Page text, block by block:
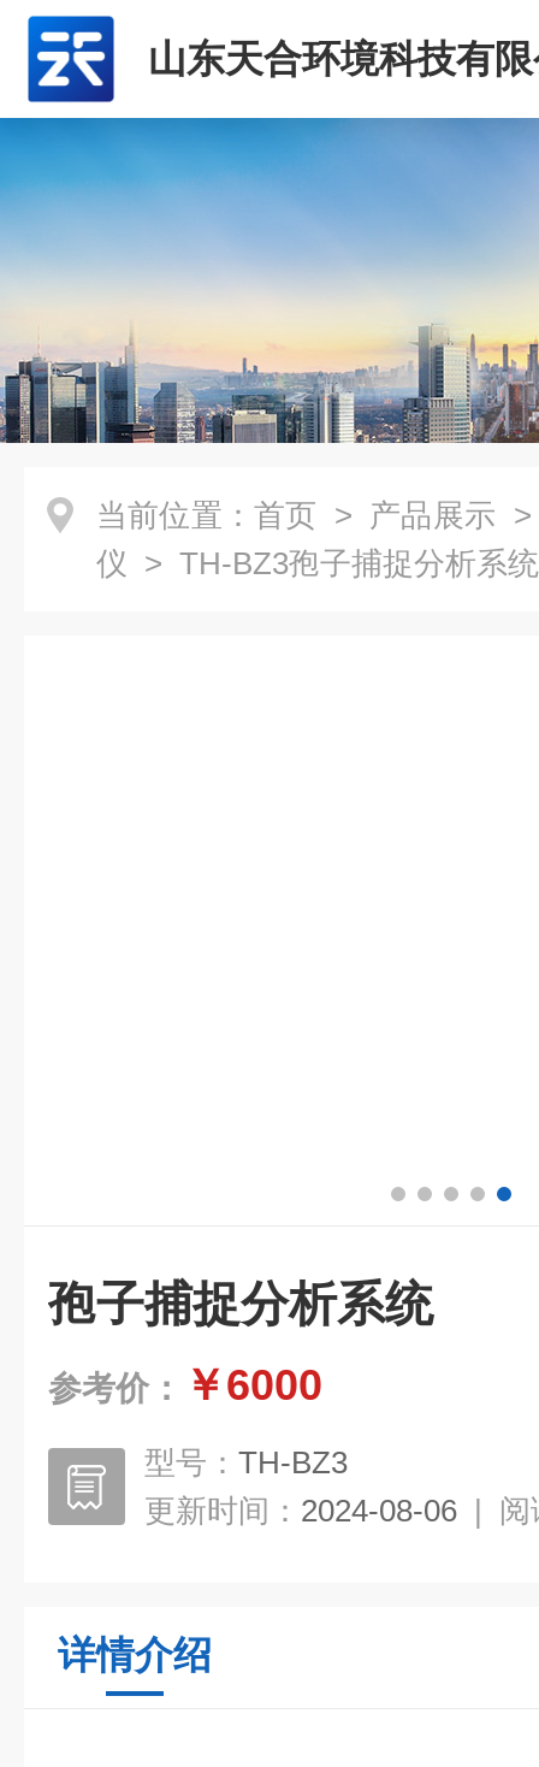
山东天合环境科技有
当前位置： 首页 > 产品展示
仪 > TH-BZ3孢子捕捉分析系统
孢子捕捉分析系统
参考价： ￥6000
型号： TH-BZ3
更新时间： 2024-08-06 | 阅
详情介绍